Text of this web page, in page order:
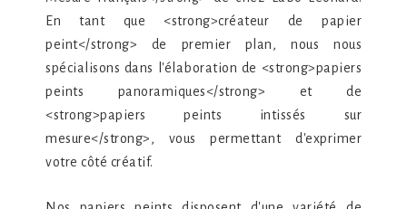
En tant que <strong>créateur de papier
peint</strong> de premier plan, nous nous
spécialisons dans l'élaboration de <strong>papiers
peints panoramiques</strong> et de
<strong>papiers peints intissés sur
mesure</strong>, vous permettant d'exprimer
votre côté créatif.